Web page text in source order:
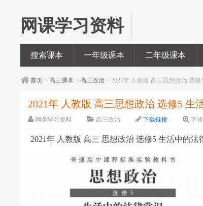
网课学习资料
搜索课本 一年级课本 二年级课本
首页 >高三课本 >高三政治 > 2021年 人教版 高三思想政治 选
2021年 人教版 高三思想政治 选修5 生
网课学习资料 高三政治 下载链接 字体
2021年 人教版 高三 思想政治 选修5 生活中的